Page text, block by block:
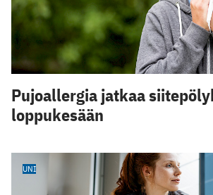
Pujoallergia jatkaa
loppukesään
UNI